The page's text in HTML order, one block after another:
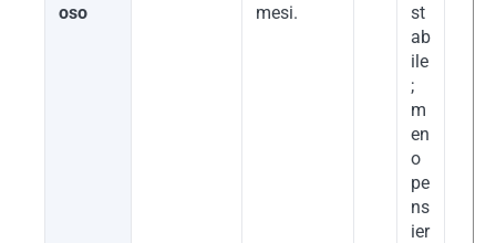
oso
mesi.
st
ab
ile
;
m
en
o
pe
ns
ier